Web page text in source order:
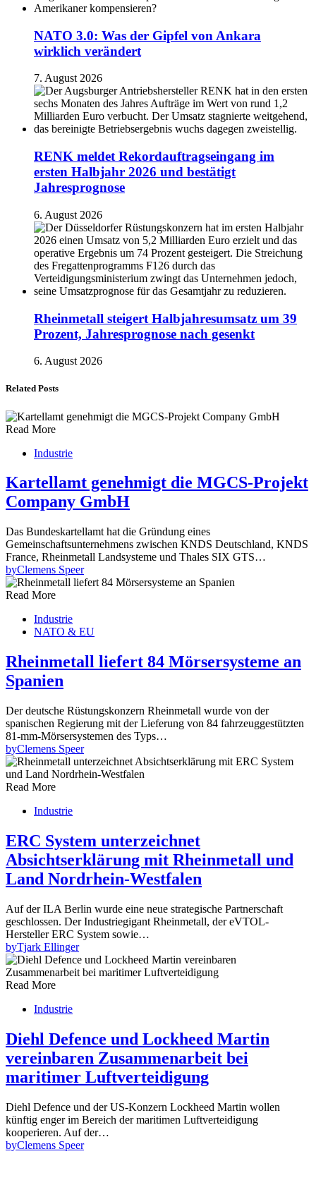
NATO 3.0: Was der Gipfel von Ankara
wirklich verändert
7. August 2026
RENK meldet Rekordauftragseingang im
ersten Halbjahr 2026 und bestätigt
Jahresprognose
6. August 2026
Rheinmetall steigert Halbjahresumsatz um 39
Prozent, Jahresprognose nach gesenkt
6. August 2026
Related Posts
Read More
Industrie
Kartellamt genehmigt die MGCS-Projekt
Company GmbH
Das Bundeskartellamt hat die Gründung eines
Gemeinschaftsunternehmens zwischen KNDS Deutschland, KNDS
France, Rheinmetall Landsysteme und Thales SIX GTS…
byClemens Speer
Read More
Industrie
NATO & EU
Rheinmetall liefert 84 Mörsersysteme an
Spanien
Der deutsche Rüstungskonzern Rheinmetall wurde von der
spanischen Regierung mit der Lieferung von 84 fahrzeuggestützten
81-mm-Mörsersystemen des Typs…
byClemens Speer
Read More
Industrie
ERC System unterzeichnet
Absichtserklärung mit Rheinmetall und
Land Nordrhein-Westfalen
Auf der ILA Berlin wurde eine neue strategische Partnerschaft
geschlossen. Der Industriegigant Rheinmetall, der eVTOL-
Hersteller ERC System sowie…
byTjark Ellinger
Read More
Industrie
Diehl Defence und Lockheed Martin
vereinbaren Zusammenarbeit bei
maritimer Luftverteidigung
Diehl Defence und der US-Konzern Lockheed Martin wollen
künftig enger im Bereich der maritimen Luftverteidigung
kooperieren. Auf der…
byClemens Speer